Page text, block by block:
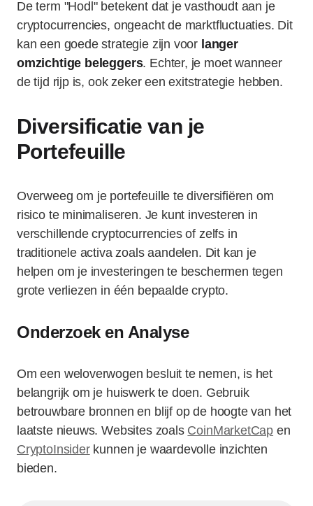
De term "Hodl" betekent dat je vasthoudt aan je
cryptocurrencies, ongeacht de marktfluctuaties. Dit
kan een goede strategie zijn voor langer
omzichtige beleggers. Echter, je moet wanneer
de tijd rijp is, ook zeker een exitstrategie hebben.
Diversificatie van je
Portefeuille
Overweeg om je portefeuille te diversifiëren om
risico te minimaliseren. Je kunt investeren in
verschillende cryptocurrencies of zelfs in
traditionele activa zoals aandelen. Dit kan je
helpen om je investeringen te beschermen tegen
grote verliezen in één bepaalde crypto.
Onderzoek en Analyse
Om een weloverwogen besluit te nemen, is het
belangrijk om je huiswerk te doen. Gebruik
betrouwbare bronnen en blijf op de hoogte van het
laatste nieuws. Websites zoals CoinMarketCap en
CryptoInsiderkunnen je waardevolle inzichten
bieden.